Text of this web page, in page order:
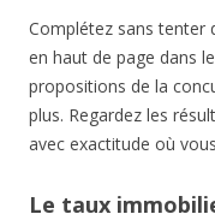
Complétez sans tenter
en haut de page dans
propositions de la
plus. Regardez les
avec exactitude où
Le taux